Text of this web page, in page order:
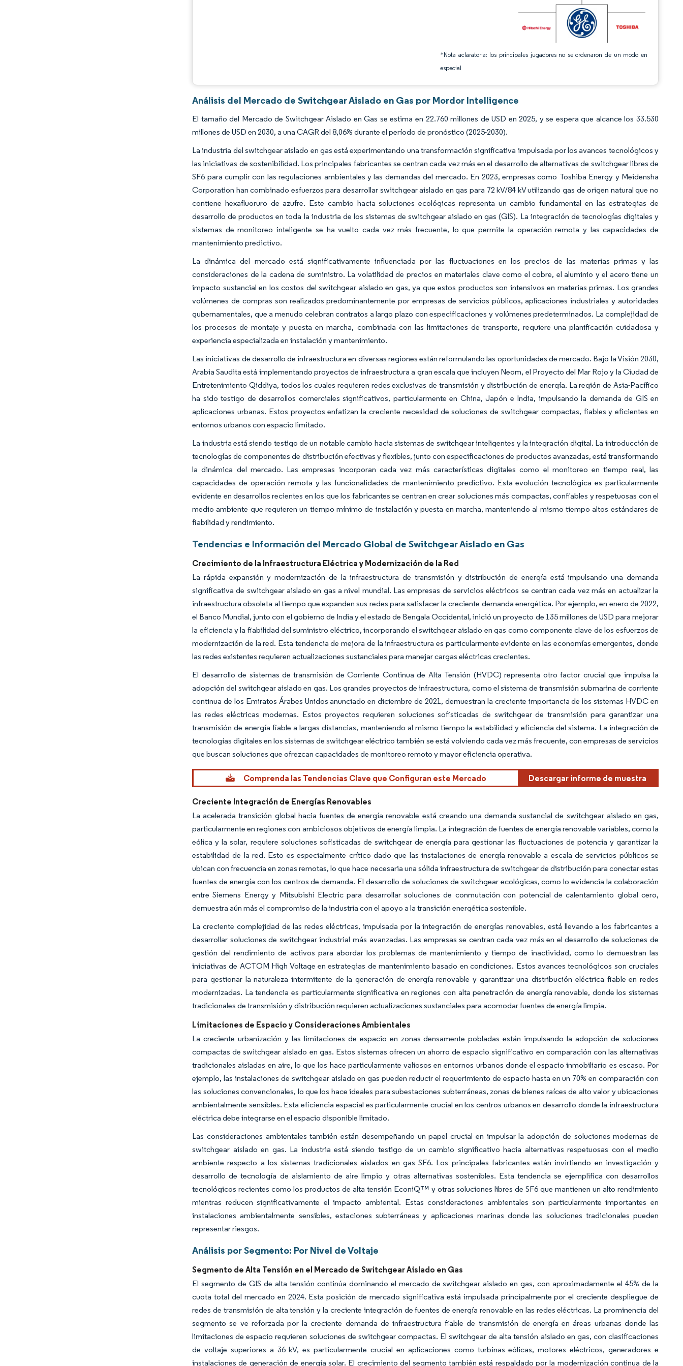
*Nota aclaratoria: los principales jugadores no se ordenaron de un modo en
especial
Análisis del Mercado de Switchgear Aislado en Gas por Mordor Intelligence
El tamaño del Mercado de Switchgear Aislado en Gas se estima en 22.760 millones de USD en 2025, y se espera que alcance los 33.530
millones de USD en 2030, a una CAGR del 8,06% durante el período de pronóstico (2025-2030).
La industria del switchgear aislado en gas está experimentando una transformación significativa impulsada por los avances tecnológicos y
las iniciativas de sostenibilidad. Los principales fabricantes se centran cada vez más en el desarrollo de alternativas de switchgear libres de
SF6 para cumplir con las regulaciones ambientales y las demandas del mercado. En 2023, empresas como Toshiba Energy y Meidensha
Corporation han combinado esfuerzos para desarrollar switchgear aislado en gas para 72 kV/84 kV utilizando gas de origen natural que no
contiene hexafluoruro de azufre. Este cambio hacia soluciones ecológicas representa un cambio fundamental en las estrategias de
desarrollo de productos en toda la industria de los sistemas de switchgear aislado en gas (GIS). La integración de tecnologías digitales y
sistemas de monitoreo inteligente se ha vuelto cada vez más frecuente, lo que permite la operación remota y las capacidades de
mantenimiento predictivo.
La dinámica del mercado está significativamente influenciada por las fluctuaciones en los precios de las materias primas y las
consideraciones de la cadena de suministro. La volatilidad de precios en materiales clave como el cobre, el aluminio y el acero tiene un
impacto sustancial en los costos del switchgear aislado en gas, ya que estos productos son intensivos en materias primas. Los grandes
volúmenes de compras son realizados predominantemente por empresas de servicios públicos, aplicaciones industriales y autoridades
gubernamentales, que a menudo celebran contratos a largo plazo con especificaciones y volúmenes predeterminados. La complejidad de
los procesos de montaje y puesta en marcha, combinada con las limitaciones de transporte, requiere una planificación cuidadosa y
experiencia especializada en instalación y mantenimiento.
Las iniciativas de desarrollo de infraestructura en diversas regiones están reformulando las oportunidades de mercado. Bajo la Visión 2030,
Arabia Saudita está implementando proyectos de infraestructura a gran escala que incluyen Neom, el Proyecto del Mar Rojo y la Ciudad de
Entretenimiento Qiddiya, todos los cuales requieren redes exclusivas de transmisión y distribución de energía. La región de Asia-Pacífico
ha sido testigo de desarrollos comerciales significativos, particularmente en China, Japón e India, impulsando la demanda de GIS en
aplicaciones urbanas. Estos proyectos enfatizan la creciente necesidad de soluciones de switchgear compactas, fiables y eficientes en
entornos urbanos con espacio limitado.
La industria está siendo testigo de un notable cambio hacia sistemas de switchgear inteligentes y la integración digital. La introducción de
tecnologías de componentes de distribución efectivas y flexibles, junto con especificaciones de productos avanzadas, está transformando
la dinámica del mercado. Las empresas incorporan cada vez más características digitales como el monitoreo en tiempo real, las
capacidades de operación remota y las funcionalidades de mantenimiento predictivo. Esta evolución tecnológica es particularmente
evidente en desarrollos recientes en los que los fabricantes se centran en crear soluciones más compactas, confiables y respetuosas con el
medio ambiente que requieren un tiempo mínimo de instalación y puesta en marcha, manteniendo al mismo tiempo altos estándares de
fiabilidad y rendimiento.
Tendencias e Información del Mercado Global de Switchgear Aislado en Gas
Crecimiento de la Infraestructura Eléctrica y Modernización de la Red
La rápida expansión y modernización de la infraestructura de transmisión y distribución de energía está impulsando una demanda
significativa de switchgear aislado en gas a nivel mundial. Las empresas de servicios eléctricos se centran cada vez más en actualizar la
infraestructura obsoleta al tiempo que expanden sus redes para satisfacer la creciente demanda energética. Por ejemplo, en enero de 2022,
el Banco Mundial, junto con el gobierno de India y el estado de Bengala Occidental, inició un proyecto de 135 millones de USD para mejorar
la eficiencia y la fiabilidad del suministro eléctrico, incorporando el switchgear aislado en gas como componente clave de los esfuerzos de
modernización de la red. Esta tendencia de mejora de la infraestructura es particularmente evidente en las economías emergentes, donde
las redes existentes requieren actualizaciones sustanciales para manejar cargas eléctricas crecientes.
El desarrollo de sistemas de transmisión de Corriente Continua de Alta Tensión (HVDC) representa otro factor crucial que impulsa la
adopción del switchgear aislado en gas. Los grandes proyectos de infraestructura, como el sistema de transmisión submarina de corriente
continua de los Emiratos Árabes Unidos anunciado en diciembre de 2021, demuestran la creciente importancia de los sistemas HVDC en
las redes eléctricas modernas. Estos proyectos requieren soluciones sofisticadas de switchgear de transmisión para garantizar una
transmisión de energía fiable a largas distancias, manteniendo al mismo tiempo la estabilidad y eficiencia del sistema. La integración de
tecnologías digitales en los sistemas de switchgear eléctrico también se está volviendo cada vez más frecuente, con empresas de servicios
que buscan soluciones que ofrezcan capacidades de monitoreo remoto y mayor eficiencia operativa.
Comprenda las Tendencias Clave que Configuran este Mercado Descargar informe de muestra
Creciente Integración de Energías Renovables
La acelerada transición global hacia fuentes de energía renovable está creando una demanda sustancial de switchgear aislado en gas,
particularmente en regiones con ambiciosos objetivos de energía limpia. La integración de fuentes de energía renovable variables, como la
eólica y la solar, requiere soluciones sofisticadas de switchgear de energía para gestionar las fluctuaciones de potencia y garantizar la
estabilidad de la red. Esto es especialmente crítico dado que las instalaciones de energía renovable a escala de servicios públicos se
ubican con frecuencia en zonas remotas, lo que hace necesaria una sólida infraestructura de switchgear de distribución para conectar estas
fuentes de energía con los centros de demanda. El desarrollo de soluciones de switchgear ecológicas, como lo evidencia la colaboración
entre Siemens Energy y Mitsubishi Electric para desarrollar soluciones de conmutación con potencial de calentamiento global cero,
demuestra aún más el compromiso de la industria con el apoyo a la transición energética sostenible.
La creciente complejidad de las redes eléctricas, impulsada por la integración de energías renovables, está llevando a los fabricantes a
desarrollar soluciones de switchgear industrial más avanzadas. Las empresas se centran cada vez más en el desarrollo de soluciones de
gestión del rendimiento de activos para abordar los problemas de mantenimiento y tiempo de inactividad, como lo demuestran las
iniciativas de ACTOM High Voltage en estrategias de mantenimiento basado en condiciones. Estos avances tecnológicos son cruciales
para gestionar la naturaleza intermitente de la generación de energía renovable y garantizar una distribución eléctrica fiable en redes
modernizadas. La tendencia es particularmente significativa en regiones con alta penetración de energía renovable, donde los sistemas
tradicionales de transmisión y distribución requieren actualizaciones sustanciales para acomodar fuentes de energía limpia.
Limitaciones de Espacio y Consideraciones Ambientales
La creciente urbanización y las limitaciones de espacio en zonas densamente pobladas están impulsando la adopción de soluciones
compactas de switchgear aislado en gas. Estos sistemas ofrecen un ahorro de espacio significativo en comparación con las alternativas
tradicionales aisladas en aire, lo que los hace particularmente valiosos en entornos urbanos donde el espacio inmobiliario es escaso. Por
ejemplo, las instalaciones de switchgear aislado en gas pueden reducir el requerimiento de espacio hasta en un 70% en comparación con
las soluciones convencionales, lo que los hace ideales para subestaciones subterráneas, zonas de bienes raíces de alto valor y ubicaciones
ambientalmente sensibles. Esta eficiencia espacial es particularmente crucial en los centros urbanos en desarrollo donde la infraestructura
eléctrica debe integrarse en el espacio disponible limitado.
Las consideraciones ambientales también están desempeñando un papel crucial en impulsar la adopción de soluciones modernas de
switchgear aislado en gas. La industria está siendo testigo de un cambio significativo hacia alternativas respetuosas con el medio
ambiente respecto a los sistemas tradicionales aislados en gas SF6. Los principales fabricantes están invirtiendo en investigación y
desarrollo de tecnología de aislamiento de aire limpio y otras alternativas sostenibles. Esta tendencia se ejemplifica con desarrollos
tecnológicos recientes como los productos de alta tensión EconiQ™ y otras soluciones libres de SF6 que mantienen un alto rendimiento
mientras reducen significativamente el impacto ambiental. Estas consideraciones ambientales son particularmente importantes en
instalaciones ambientalmente sensibles, estaciones subterráneas y aplicaciones marinas donde las soluciones tradicionales pueden
representar riesgos.
Análisis por Segmento: Por Nivel de Voltaje
Segmento de Alta Tensión en el Mercado de Switchgear Aislado en Gas
El segmento de GIS de alta tensión continúa dominando el mercado de switchgear aislado en gas, con aproximadamente el 45% de la
cuota total del mercado en 2024. Esta posición de mercado significativa está impulsada principalmente por el creciente despliegue de
redes de transmisión de alta tensión y la creciente integración de fuentes de energía renovable en las redes eléctricas. La prominencia del
segmento se ve reforzada por la creciente demanda de infraestructura fiable de transmisión de energía en áreas urbanas donde las
limitaciones de espacio requieren soluciones de switchgear compactas. El switchgear de alta tensión aislado en gas, con clasificaciones
de voltaje superiores a 36 kV, es particularmente crucial en aplicaciones como turbinas eólicas, motores eléctricos, generadores e
instalaciones de generación de energía solar. El crecimiento del segmento también está respaldado por la modernización continua de la